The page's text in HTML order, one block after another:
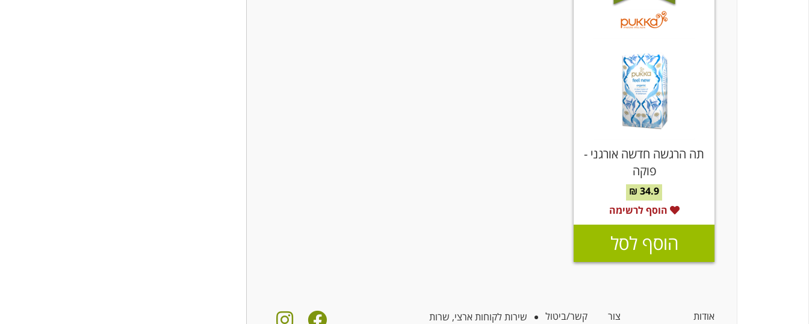
תה הרגשה חדשה אורגני -
פוקה
34.9 ₪
הוסף לרשימה
הוסף לסל
אודות
צור קשר/ביטול
שירות לקוחות ארצי, שרות